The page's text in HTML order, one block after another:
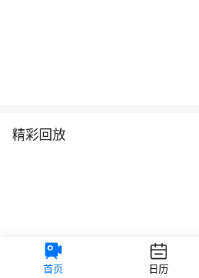
精彩回放
首页 日历